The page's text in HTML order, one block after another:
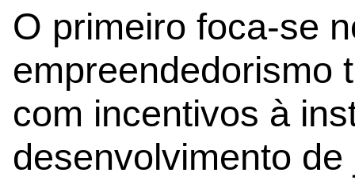
O primeiro foca-se
empreendedorismo
com incentivos à
desenvolvimento